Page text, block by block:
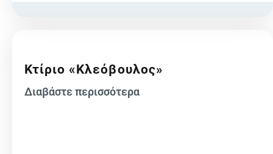
Κτίριο «Κλεόβουλος»
Διαβάστε περισσότερα